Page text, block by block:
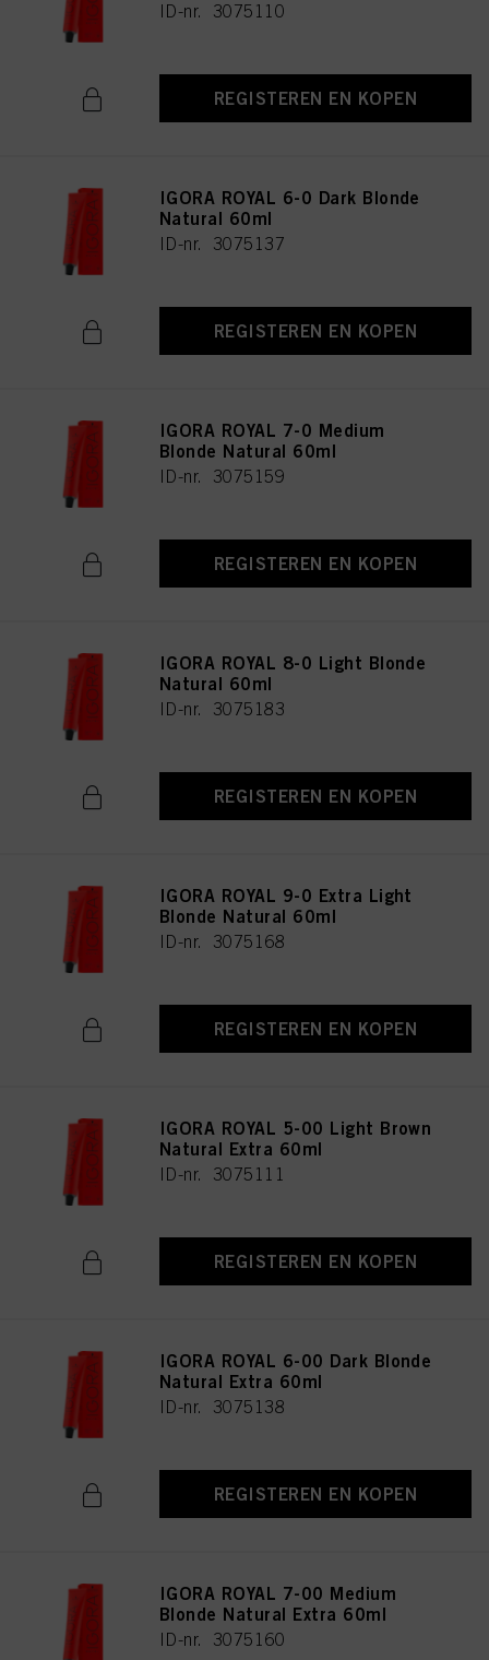
ID-nr. 3075110
REGISTEREN EN KOPEN
IGORA ROYAL 6-0 Dark Blonde
Natural 60ml
ID-nr. 3075137
REGISTEREN EN KOPEN
IGORA ROYAL 7-0 Medium
Blonde Natural 60ml
ID-nr. 3075159
REGISTEREN EN KOPEN
IGORA ROYAL 8-0 Light Blonde
Natural 60ml
ID-nr. 3075183
REGISTEREN EN KOPEN
IGORA ROYAL 9-0 Extra Light
Blonde Natural 60ml
ID-nr. 3075168
REGISTEREN EN KOPEN
IGORA ROYAL 5-00 Light Brown
Natural Extra 60ml
ID-nr. 3075111
REGISTEREN EN KOPEN
IGORA ROYAL 6-00 Dark Blonde
Natural Extra 60ml
ID-nr. 3075138
REGISTEREN EN KOPEN
IGORA ROYAL 7-00 Medium
Blonde Natural Extra 60ml
ID-nr. 3075160